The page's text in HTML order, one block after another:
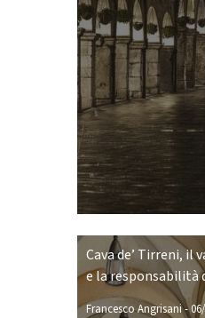
Cava de’ Tirreni, il
e la responsabilità
Francesco Angrisani-